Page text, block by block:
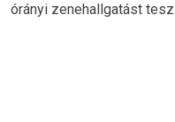
órányi zenehallgatást